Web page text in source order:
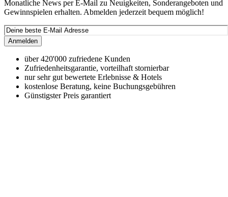
Monatliche News per E-Mail zu Neuigkeiten, Sonderangeboten und
Gewinnspielen erhalten. Abmelden jederzeit bequem möglich!
Anmelden
über 420'000 zufriedene Kunden
Zufriedenheitsgarantie, vorteilhaft stornierbar
nur sehr gut bewertete Erlebnisse & Hotels
kostenlose Beratung, keine Buchungsgebühren
Günstigster Preis garantiert